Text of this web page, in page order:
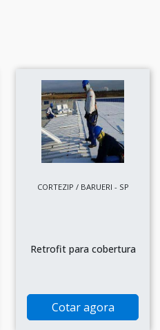
CORTEZIP / BARUERI - SP
Retrofit para cobertura
Cotar agora